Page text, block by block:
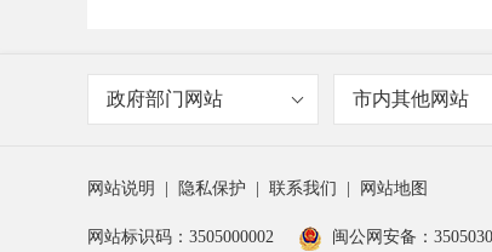
政府部门网站 市内其他网站
网站说明 隐私保护 联系我们 网站地图
网站标识码：3505000002 闽公网安备：